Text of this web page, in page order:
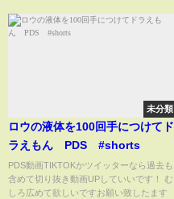
未分類
ロウの液体を100回手につけてド
ラえもん PDS #shorts
PDS動画TIKTOKかツイッターなら過去も
含めて切り抜き動画UPしていいです！ む
しろ広めて欲しいですお願い致したます